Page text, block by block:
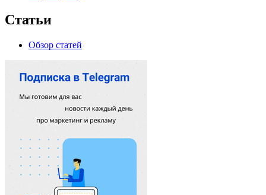
Статьи
Обзор статей